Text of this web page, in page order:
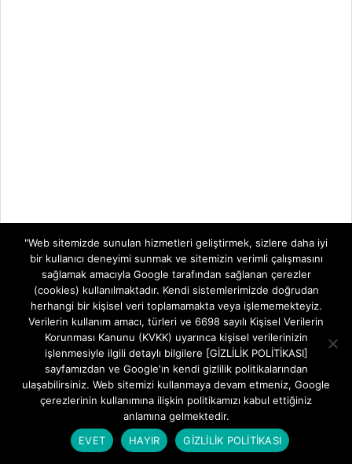
"Web sitemizde sunulan hizmetleri geliştirmek, sizlere daha iyi
bir kullanıcı deneyimi sunmak ve sitemizin verimli çalışmasını
sağlamak amacıyla Google tarafından sağlanan çerezler
(cookies) kullanılmaktadır. Kendi sistemlerimizde doğrudan
herhangi bir kişisel veri toplamamakta veya işlememekteyiz.
Verilerin kullanım amacı, türleri ve 6698 sayılı Kişisel Verilerin
Korunması Kanunu (KVKK) uyarınca kişisel verilerinizin
işlenmesiyle ilgili detaylı bilgilere [GİZLİLİK POLİTİKASI]
sayfamızdan ve Google'ın kendi gizlilik politikalarından
ulaşabilirsiniz. Web sitemizi kullanmaya devam etmeniz, Google
çerezlerinin kullanımına ilişkin politikamızı kabul ettiğiniz
anlamına gelmektedir.
EVET
HAYIR GİZLİLİK POLİTİKASI